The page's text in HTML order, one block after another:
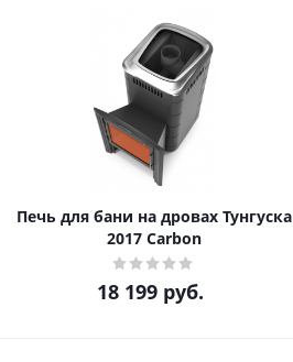
Печь для бани на дровах Тунгуска
2017 Carbon
18 199руб.